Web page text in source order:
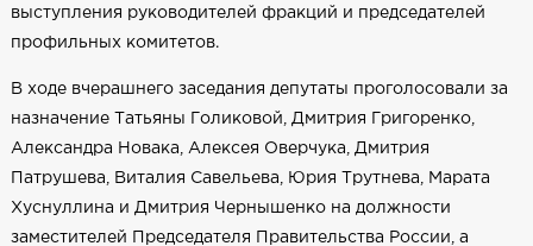
выступления руководителей фракций и председателей
профильных комитетов.
В ходе вчерашнего заседания депутаты проголосовали за
назначение Татьяны Голиковой, Дмитрия Григоренко,
Александра Новака, Алексея Оверчука, Дмитрия
Патрушева, Виталия Савельева, Юрия Трутнева, Марата
Хуснуллина и Дмитрия Чернышенко на должности
заместителей Председателя Правительства России, а